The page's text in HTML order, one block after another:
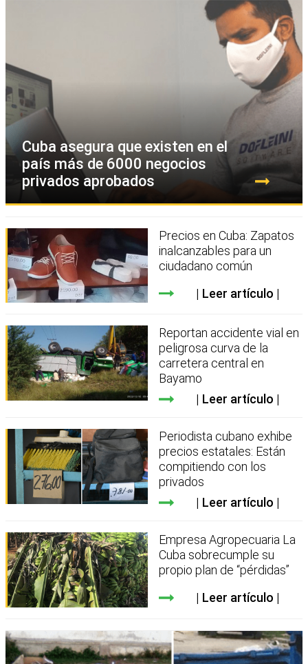
Cuba asegura que existen en el
país más de 6000 negocios
privados aprobados
Precios en Cuba: Zapatos
inalcanzables para un
ciudadano común
Leer artículo
Reportan accidente vial en
peligrosa curva de la
carretera central en
Bayamo
Leer artículo
Periodista cubano exhibe
precios estatales: Están
compitiendo con los
privados
Leer artículo
Empresa Agropecuaria La
Cuba sobrecumple su
propio plan de “pérdidas”
Leer artículo